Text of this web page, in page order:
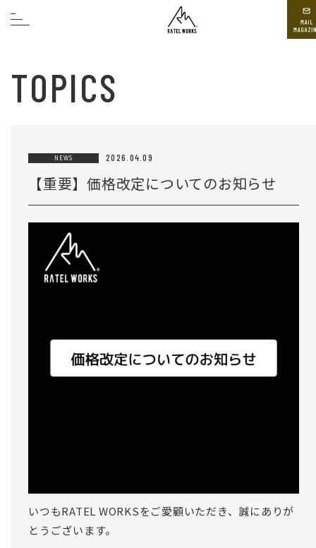
TOPICS
NEWS 2026.04.09
【重要】価格改定についてのお知らせ
いつもRATEL WORKSをご愛顧いただき、誠にありが
とうございます。